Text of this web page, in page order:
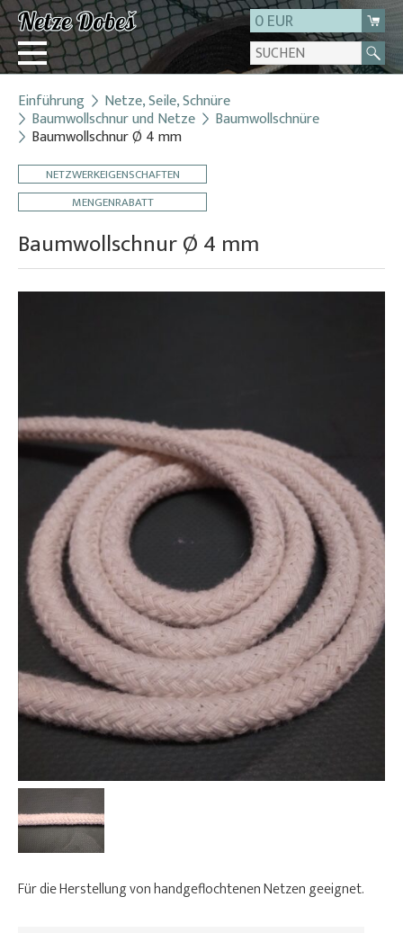
0 EUR
Login
Registrierung
Über uns
Kontakt
Einführung Netze, Seile, Schnüre
Baumwollschnur und Netze Baumwollschnüre
Baumwollschnur Ø 4 mm
NETZWERKEIGENSCHAFTEN
MENGENRABATT
Baumwollschnur Ø 4 mm
Für die Herstellung von handgeflochtenen Netzen geeignet.